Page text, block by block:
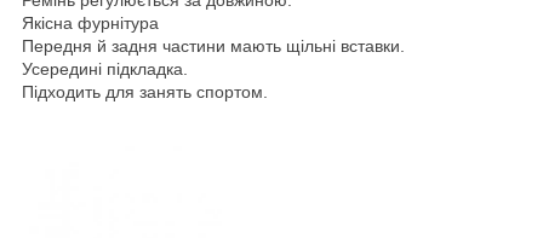
Якісна фурнітура
Передня й задня частини мають щільні вставки.
Усередині підкладка.
Підходить для занять спортом.